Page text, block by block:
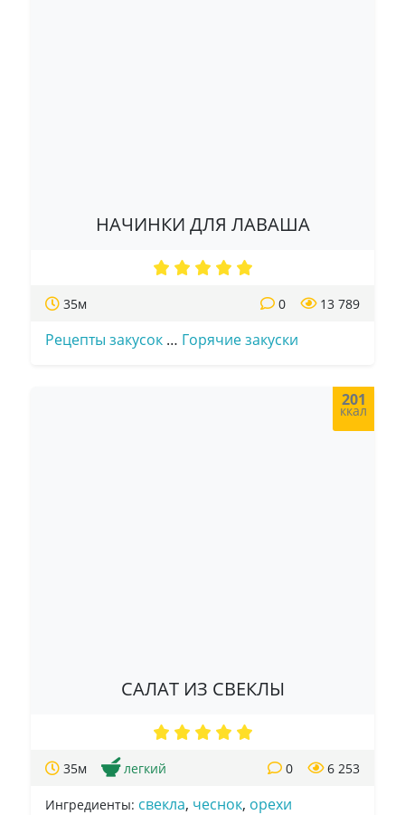
НАЧИНКИ ДЛЯ ЛАВАША
35м 13 789
0
Рецепты закусок … Горячие закуски
201
ккал
САЛАТ ИЗ СВЕКЛЫ
35м легкий 6 253
0
Ингредиенты: свекла, чеснок, орехи